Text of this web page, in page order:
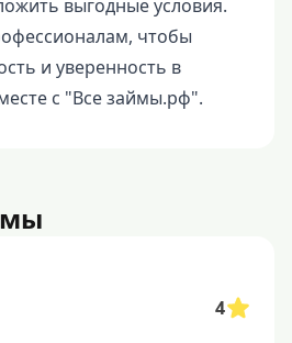
выгодные условия.
чтобы
и уверенность в
с "Все займы.рф".
4